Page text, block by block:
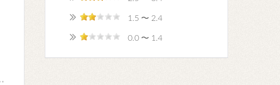
1.5 〜 2.4
0.0 〜 1.4